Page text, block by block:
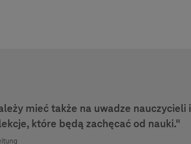
mieć także na uwadze nauczycieli i
które będą zachęcać od nauki."